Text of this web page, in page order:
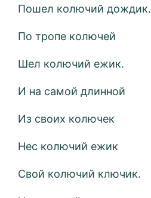
Пошел колючий дождик.
По тропе колючей
Шел колючий ежик.
И на самой длинной
Из своих колючек
Нес колючий ежик
Свой колючий ключик.